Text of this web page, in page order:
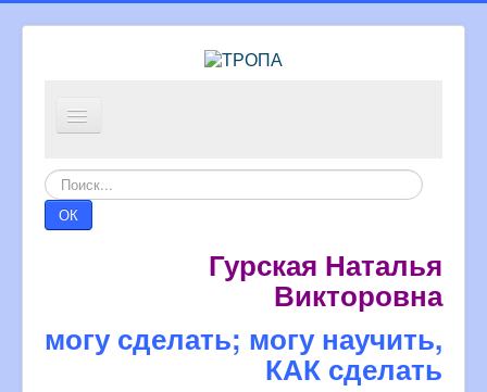
тропа
внимание, конкурс!
а как?
Искать...
ОК
Гурская Наталья
Викторовна
могу сделать; могу научить,
КАК сделать